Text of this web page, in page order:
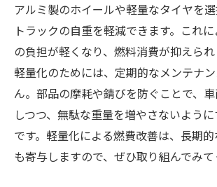
アルミ製のホイールや軽量なタイヤを選
トラックの自重を軽減できます。これ
の負担が軽くなり、燃料消費が抑えられ
軽量化のためには、定期的なメンテナ
ん。部品の摩耗や錆びを防ぐことで、
しつつ、無駄な重量を増やさないよう
です。軽量化による燃費改善は、長期
も寄与しますので、ぜひ取り組んでみて